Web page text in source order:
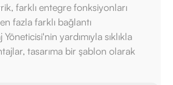
farklı entegre fonksiyonları
fazla farklı bağlantı
yardımıyla sıklıkla
tasarıma bir şablon olarak